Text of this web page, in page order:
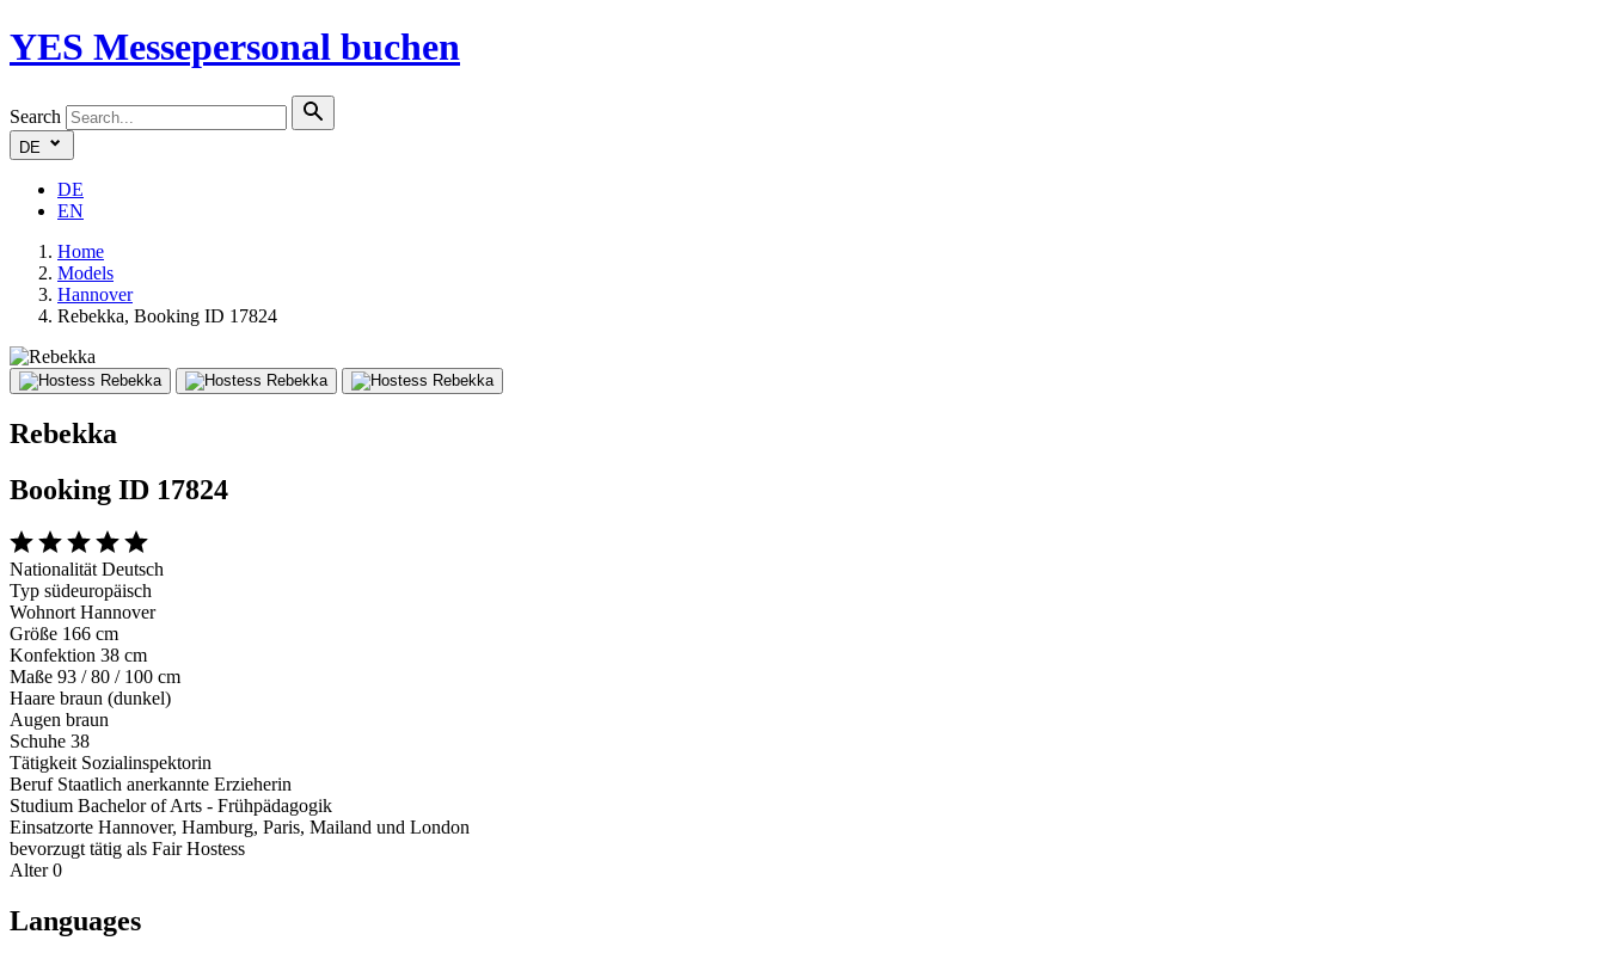
YES Messepersonal buchen
Search
DE
DE
EN
Home
Models
Hannover
Rebekka, Booking ID 17824
Rebekka
Booking ID 17824
Nationalität Deutsch
Typ südeuropäisch
Wohnort Hannover
Größe 166 cm
Konfektion 38 cm
Maße 93 / 80 / 100 cm
Haare braun (dunkel)
Augen braun
Schuhe 38
Tätigkeit Sozialinspektorin
Beruf Staatlich anerkannte Erzieherin
Studium Bachelor of Arts - Frühpädagogik
Einsatzorte Hannover, Hamburg, Paris, Mailand und London
bevorzugt tätig als Fair Hostess
Alter 0
Languages